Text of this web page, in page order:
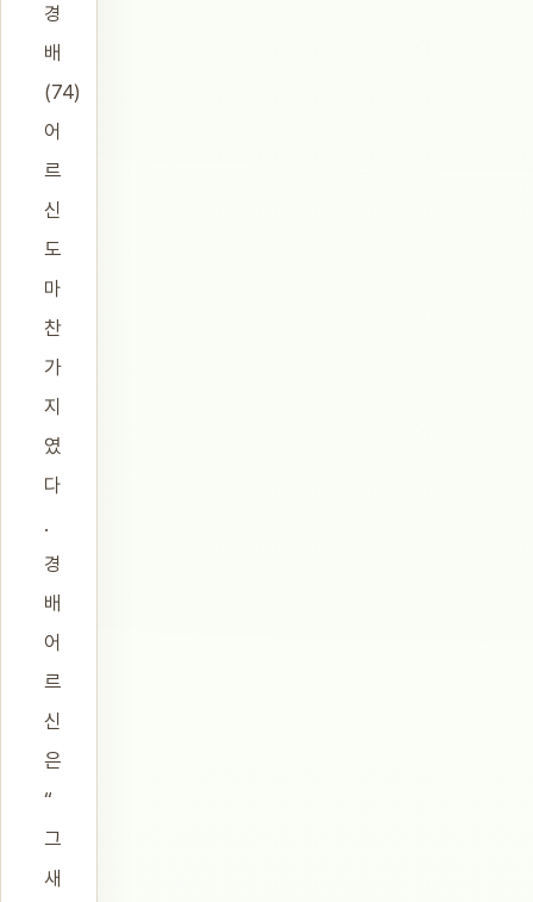
경
배
(74)
어
르
신
도
마
찬
가
지
였
다
.
경
배
어
르
신
은
“
그
새